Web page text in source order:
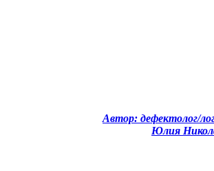
Автор: дефектолог/
Юлия